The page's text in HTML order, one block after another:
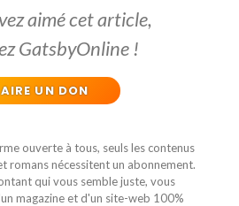
aimé cet article,
GatsbyOnline !
UN DON
ouverte à tous, seuls les contenus
romans nécessitent un abonnement.
qui vous semble juste, vous
magazine et d'un site-web 100%